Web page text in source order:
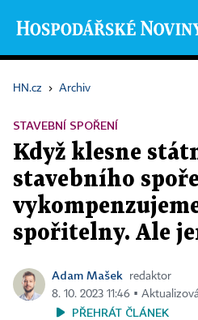
HN.cz › Archiv
STAVEBNÍ SPOŘENÍ
Když klesne
stavebního
spořitelny. Ale
Adam Mašek
redaktor
8. 10. 2023 11:46 ▪
PŘEHRÁT ČLÁNEK